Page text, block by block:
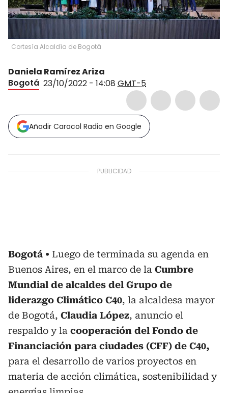
Cortesía Alcaldía de Bogotá
Daniela Ramírez Ariza
Bogotá 23/10/2022 - 14:08 GMT-5
Añadir Caracol Radio en Google
Bogotá
Luego de terminada su agenda en
Buenos Aires, en el marco de la Cumbre
Mundial de alcaldes del Grupo de
liderazgo Climático C40, la alcaldesa mayor
de Bogotá, Claudia López, anuncio el
respaldo y la cooperación del Fondo de
Financiación para ciudades (CFF) de C40,
para el desarrollo de varios proyectos en
materia de acción climática, sostenibilidad y